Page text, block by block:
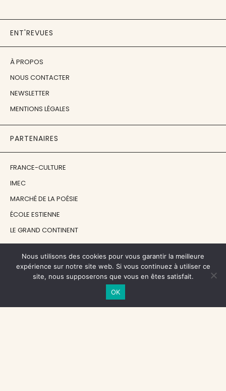
ENT'REVUES
À PROPOS
NOUS CONTACTER
NEWSLETTER
MENTIONS LÉGALES
PARTENAIRES
FRANCE-CULTURE
IMEC
MARCHÉ DE LA POÉSIE
ÉCOLE ESTIENNE
LE GRAND CONTINENT
DIACRITIK
EN ATTENDANT NADEAU
Nous utilisons des cookies pour vous garantir la meilleure
expérience sur notre site web. Si vous continuez à utiliser ce
site, nous supposerons que vous en êtes satisfait.
OK